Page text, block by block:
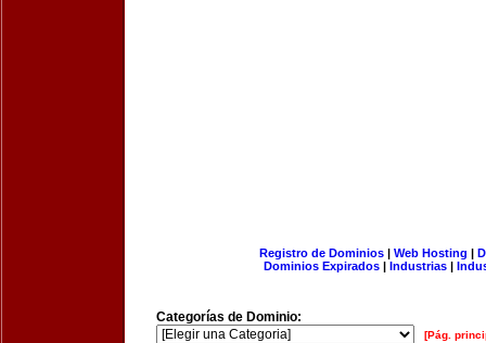
Registro de Dominios| Web Hosting |
Dominios Expirados | Industrias |
Categorías de Dominio:
[Pág.